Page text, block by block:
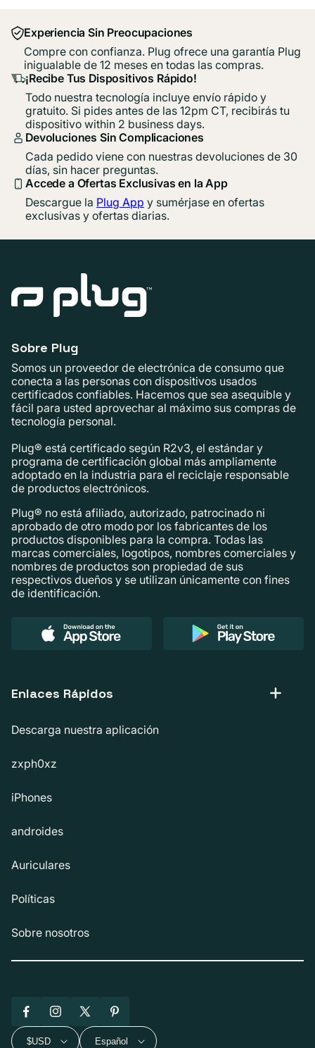
Experiencia Sin Preocupaciones
Compre con confianza. Plug ofrece una garantía Plug
inigualable de 12 meses en todas las compras.
¡Recibe Tus Dispositivos Rápido!
Todo nuestra tecnología incluye envío rápido y
gratuito. Si pides antes de las 12pm CT, recibirás tu
dispositivo within 2 business days.
Devoluciones Sin Complicaciones
Cada pedido viene con nuestras devoluciones de 30
días, sin hacer preguntas.
Accede a Ofertas Exclusivas en la App
Descargue la Plug App y sumérjase en ofertas
exclusivas y ofertas diarias.
Sobre Plug
Somos un proveedor de electrónica de consumo que
conecta a las personas con dispositivos usados ​​
certificados confiables. Hacemos que sea asequible y
fácil para usted aprovechar al máximo sus compras de
tecnología personal.
Plug® está certificado según R2v3, el estándar y
programa de certificación global más ampliamente
adoptado en la industria para el reciclaje responsable
de productos electrónicos.
Plug® no está afiliado, autorizado, patrocinado ni
aprobado de otro modo por los fabricantes de los
productos disponibles para la compra. Todas las
marcas comerciales, logotipos, nombres comerciales y
nombres de productos son propiedad de sus
respectivos dueños y se utilizan únicamente con fines
de identificación.
Enlaces Rápidos
Descarga nuestra aplicación
zxph0xz
iPhones
androides
Auriculares
Políticas
Sobre nosotros
FacebookInstagram
X
(Twitter)
Pinterest
$USD Español